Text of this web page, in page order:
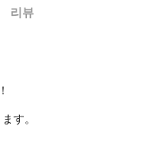
리뷰
す。